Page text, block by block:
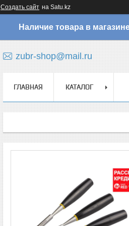
Создать сайт на Satu.kz
Наличие товара в
zubr-shop@mail.ru
ГЛАВНАЯ КАТАЛОГ